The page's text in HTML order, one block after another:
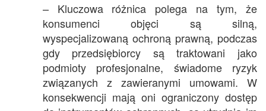
– Kluczowa różnica polega na tym, że
konsumenci objęci są silną,
wyspecjalizowaną ochroną prawną, podczas
gdy przedsiębiorcy są traktowani jako
podmioty profesjonalne, świadome ryzyk
związanych z zawieranymi umowami. W
konsekwencji mają oni ograniczony dostęp